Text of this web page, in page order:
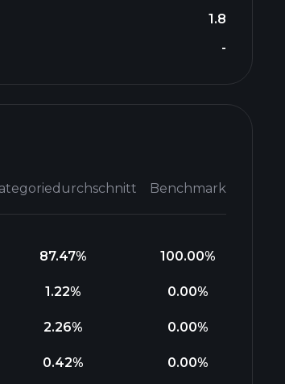
1.8
-
Benchmark
87.47% 100.00%
1.22% 0.00%
2.26% 0.00%
0.42% 0.00%